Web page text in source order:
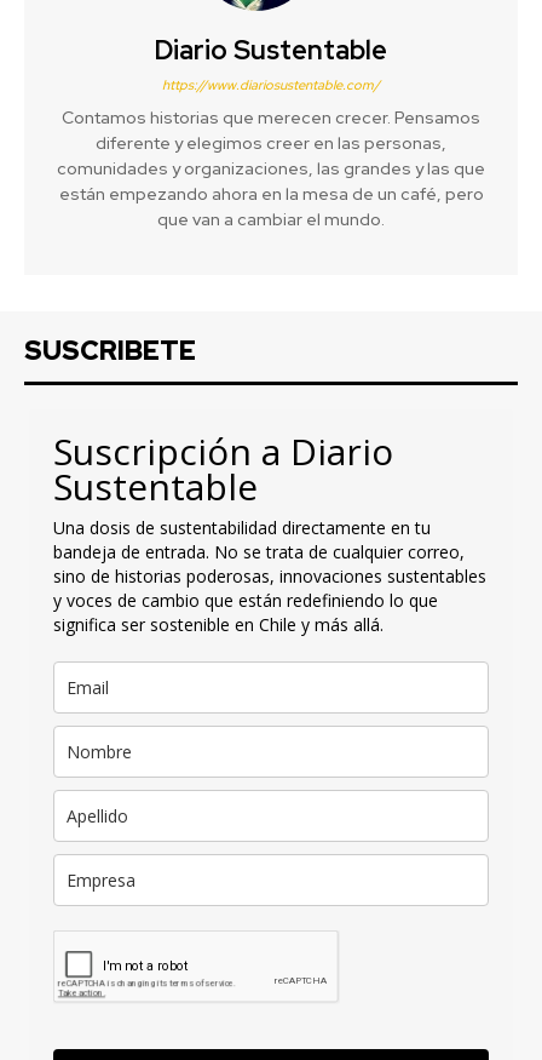
Diario Sustentable
https://www.diariosustentable.com/
Contamos historias que merecen crecer. Pensamos
diferente y elegimos creer en las personas,
comunidades y organizaciones, las grandes y las que
están empezando ahora en la mesa de un café, pero
que van a cambiar el mundo.
SUSCRIBETE
Suscripción a Diario
Sustentable
Una dosis de sustentabilidad directamente en tu
bandeja de entrada. No se trata de cualquier correo,
sino de historias poderosas, innovaciones sustentables
y voces de cambio que están redefiniendo lo que
significa ser sostenible en Chile y más allá.